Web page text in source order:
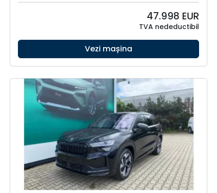
47.998 EUR
TVA nedeductibil
Vezi mașina